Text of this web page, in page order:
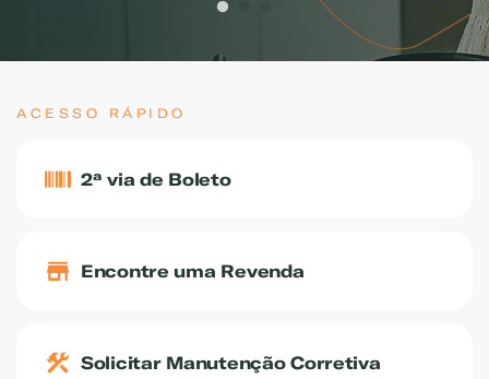
ACESSO RÁPIDO
2ª via de Boleto
Encontre uma Revenda
Solicitar Manutenção Corretiva